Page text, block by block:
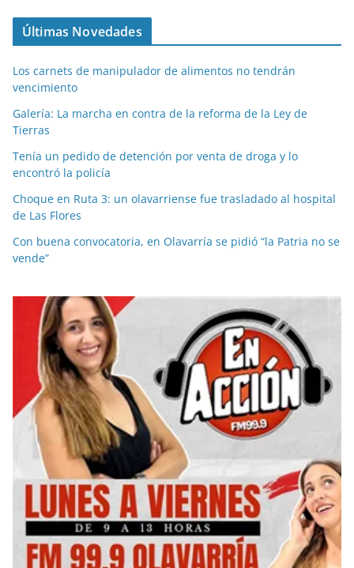
Últimas Novedades
Los carnets de manipulador de alimentos no tendrán
vencimiento
Galería: La marcha en contra de la reforma de la Ley de
Tierras
Tenía un pedido de detención por venta de droga y lo
encontró la policía
Choque en Ruta 3: un olavarriense fue trasladado al hospital
de Las Flores
Con buena convocatoria, en Olavarría se pidió “la Patria no se
vende”